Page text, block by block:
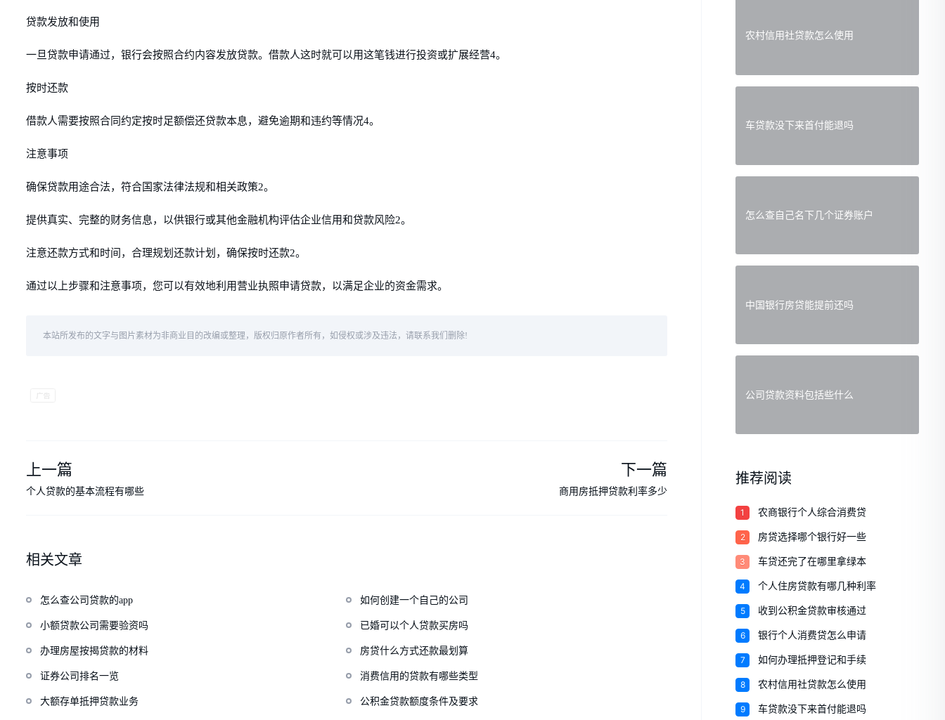
贷款发放和使用
一旦贷款申请通过，银行会按照合约内容发放贷款。借款人这时就可以用这笔钱进行投资或扩展经营4。
按时还款
借款人需要按照合同约定按时足额偿还贷款本息，避免逾期和违约等情况4。
注意事项
确保贷款用途合法，符合国家法律法规和相关政策2。
提供真实、完整的财务信息，以供银行或其他金融机构评估企业信用和贷款风险2。
注意还款方式和时间，合理规划还款计划，确保按时还款2。
通过以上步骤和注意事项，您可以有效地利用营业执照申请贷款，以满足企业的资金需求。
本站所发布的文字与图片素材为非商业目的改编或整理，版权归原作者所有，如侵权或涉及违法，请联系我们删除!
上一篇
个人贷款的基本流程有哪些
下一篇
商用房抵押贷款利率多少
相关文章
怎么查公司贷款的app 如何创建一个自己的公司
小额贷款公司需要验资吗 已婚可以个人贷款买房吗
办理房屋按揭贷款的材料 房贷什么方式还款最划算
证券公司排名一览 消费信用的贷款有哪些类型
大额存单抵押贷款业务 公积金贷款额度条件及要求
农村信用社贷款怎么使用
车贷款没下来首付能退吗
怎么查自己名下几个证券账户
中国银行房贷能提前还吗
公司贷款资料包括些什么
推荐阅读
1 农商银行个人综合消费贷
2 房贷选择哪个银行好一些
3 车贷还完了在哪里拿绿本
4 个人住房贷款有哪几种利率
5 收到公积金贷款审核通过
6 银行个人消费贷怎么申请
7 如何办理抵押登记和手续
8 农村信用社贷款怎么使用
9 车贷款没下来首付能退吗